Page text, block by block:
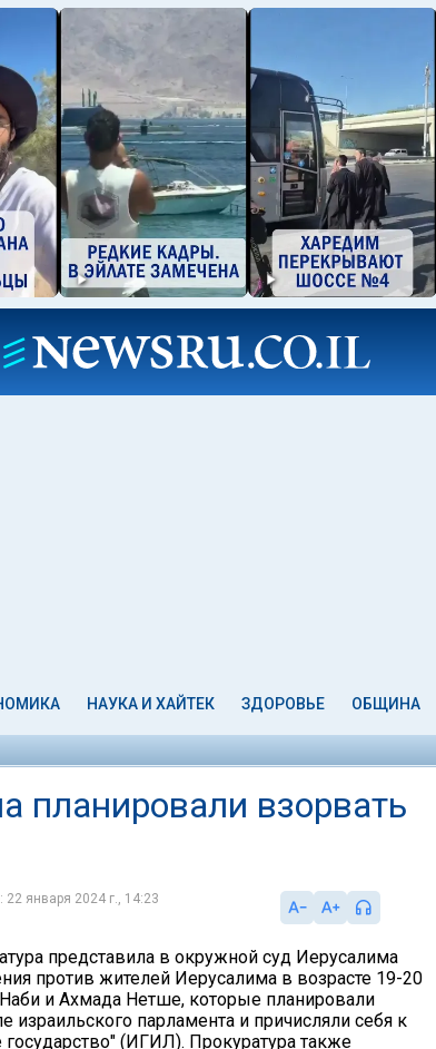
НАУКА И ХАЙТЕК ЗДОРОВЬЕ ОБЩИНА
планировали взорвать
января 2024 г., 14:23
представила в окружной суд Иерусалима
против жителей Иерусалима в возрасте 19-20
и Ахмада Нетше, которые планировали
израильского парламента и причисляли себя к
(ИГИЛ). Прокуратура также